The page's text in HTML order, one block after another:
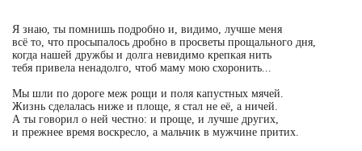
Я знаю, ты помнишь подробно и, видимо, лучше меня
всё то, что просыпалось дробно в просветы прощального дня,
когда нашей дружбы и долга невидимо крепкая нить
тебя привела ненадолго, чтоб маму мою схоронить...
Мы шли по дороге меж рощи и поля капустных мячей.
Жизнь сделалась ниже и площе, я стал не её, а ничей.
А ты говорил о ней честно: и проще, и лучше других,
и прежнее время воскресло, а мальчик в мужчине притих.